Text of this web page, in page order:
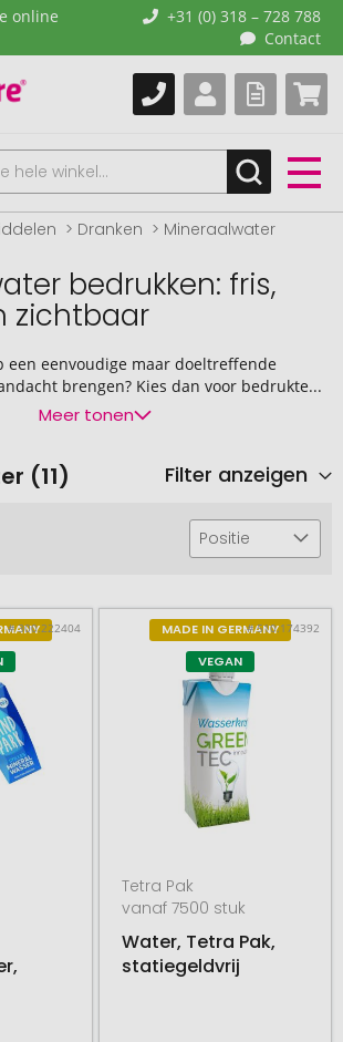
online
+31 (0) 318 – 728 788
Contact
Dranken Mineraalwater
bedrukken: fris,
zichtbaar
een eenvoudige maar doeltreffende
brengen? Kies dan voor bedrukte...
Meer tonen
(11) Filter anzeigen
Positie
# 300.222404
MADE IN GERMANY
VEGAN
# 510.174392
Tetra Pak
vanaf 7500 stuk
Water, Tetra Pak,
statiegeldvrij